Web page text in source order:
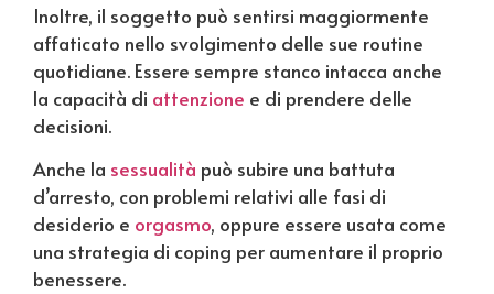
Inoltre, il soggetto può sentirsi maggiormente
affaticato nello svolgimento delle sue routine
quotidiane. Essere sempre stanco intacca anche
la capacità di attenzione e di prendere delle
decisioni.
Anche la sessualità può subire una battuta
d’arresto, con problemi relativi alle fasi di
desiderio e orgasmo, oppure essere usata come
una strategia di coping per aumentare il proprio
benessere.